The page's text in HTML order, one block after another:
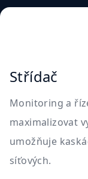
Střídač
Monitoring a
maximalizovat
umožňuje
síťových.